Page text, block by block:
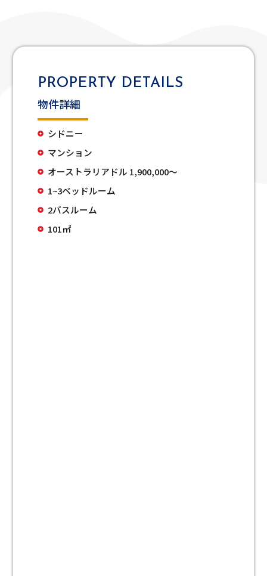
PROPERTY DETAILS
物件詳細
シドニー
マンション
オーストラリアドル 1,900,000〜
1~3ベッドルーム
2バスルーム
101㎡